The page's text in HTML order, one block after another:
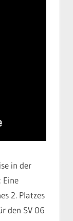
in der
Eine
2. Platzes
den SV 06